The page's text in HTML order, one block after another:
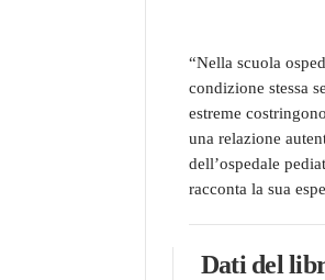
“Nella scuola
condizione stessa
estreme
una relazione
dell’ospedale
racconta la sua
Dati del